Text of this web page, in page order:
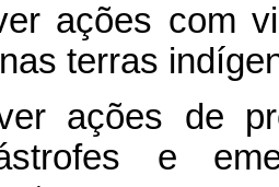
ações com
terras
ações de
e